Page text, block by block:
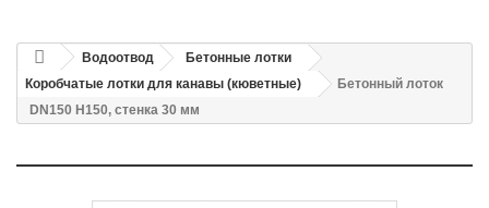
Водоотвод
Бетонные лотки
Коробчатые лотки для канавы (кюветные)
Бетонный лоток
DN150 H150, стенка 30 мм